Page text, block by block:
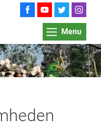
Menu